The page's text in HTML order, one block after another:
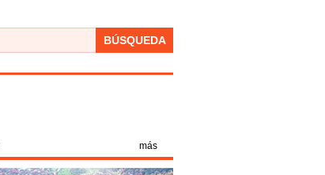
BÚSQUEDA
más